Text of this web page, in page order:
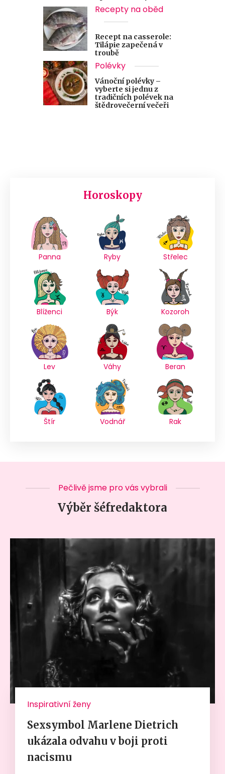
Recepty na oběd
Recept na casserole:
Tilápie zapečená v
troubě
Polévky
Vánoční polévky –
vyberte si jednu z
tradičních polévek na
štědrovečerní večeři
Horoskopy
Panna Ryby Střelec
Blíženci Býk Kozoroh
Lev Váhy Beran
Štír Vodnář Rak
Pečlivě jsme pro vás vybrali
Výběr šéfredaktora
Inspirativní ženy
Sexsymbol Marlene Dietrich
ukázala odvahu v boji proti
nacismu